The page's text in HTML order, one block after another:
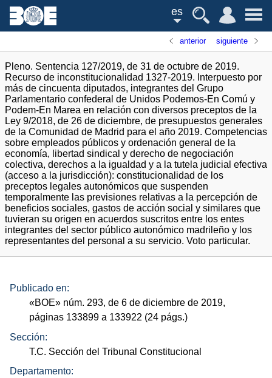
es
anterior siguiente
Pleno. Sentencia 127/2019, de 31 de octubre de 2019.
Recurso de inconstitucionalidad 1327-2019. Interpuesto por
más de cincuenta diputados, integrantes del Grupo
Parlamentario confederal de Unidos Podemos-En Comú y
Podem-En Marea en relación con diversos preceptos de la
Ley 9/2018, de 26 de diciembre, de presupuestos generales
de la Comunidad de Madrid para el año 2019. Competencias
sobre empleados públicos y ordenación general de la
economía, libertad sindical y derecho de negociación
colectiva, derechos a la igualdad y a la tutela judicial efectiva
(acceso a la jurisdicción): constitucionalidad de los
preceptos legales autonómicos que suspenden
temporalmente las previsiones relativas a la percepción de
beneficios sociales, gastos de acción social y similares que
tuvieran su origen en acuerdos suscritos entre los entes
integrantes del sector público autonómico madrileño y los
representantes del personal a su servicio. Voto particular.
Publicado en:
«BOE» núm. 293, de 6 de diciembre de 2019,
páginas 133899 a 133922 (24 págs.)
Sección:
T.C. Sección del Tribunal Constitucional
Departamento: